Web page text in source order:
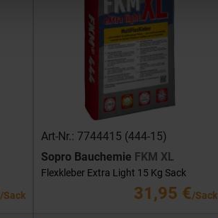
/Sack
Art-Nr.: 7744415 (444-15)
Sopro Bauchemie FKM XL
Flexkleber Extra Light 15 Kg Sack
31,95 €/Sack